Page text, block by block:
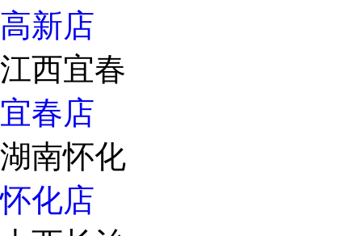
高新店
江西宜春
宜春店
湖南怀化
怀化店